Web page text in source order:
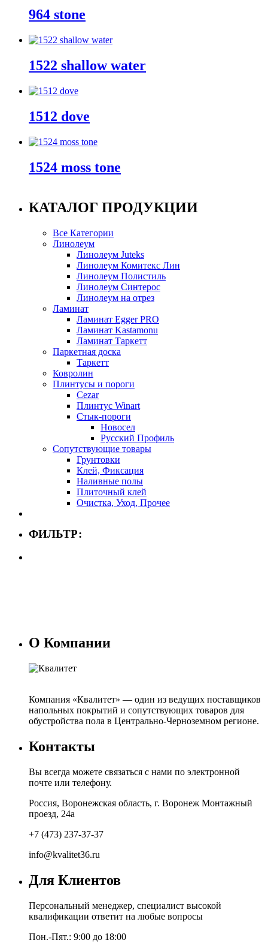
964 stone
1522 shallow water
1512 dove
1524 moss tone
КАТАЛОГ ПРОДУКЦИИ
Все Категории
Линолеум
Линолеум Juteks
Линолеум Комитекс Лин
Линолеум Полистиль
Линолеум Синтерос
Линолеум на отрез
Ламинат
Ламинат Egger PRO
Ламинат Kastamonu
Ламинат Таркетт
Паркетная доска
Таркетт
Ковролин
Плинтусы и пороги
Cezar
Плинтус Winart
Стык-пороги
Новосел
Русский Профиль
Сопутствующие товары
Грунтовки
Клей, Фиксация
Наливные полы
Плиточный клей
Очистка, Уход, Прочее
ФИЛЬТР:
О Компании
Компания «Квалитет» — один из ведущих поставщиков
напольных покрытий и сопутствующих товаров для
обустройства пола в Центрально-Черноземном регионе.
Контакты
Вы всегда можете связаться с нами по электронной
почте или телефону.
Россия, Воронежская область, г. Воронеж Монтажный
проезд, 24а
+7 (473) 237-37-37
info@kvalitet36.ru
Для Клиентов
Персональный менеджер, специалист высокой
квалификации ответит на любые вопросы
Пон.-Пят.: 9:00 до 18:00